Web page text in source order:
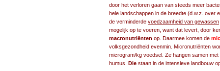
door het verloren gaan van steeds meer
hele landschappen in de breedte (d.w.z. over
de verminderde voedzaamheid van gewassen
mogelijk op te voeren, want dat levert, door
macronutriënten op. Daarmee komen de
volksgezondheid evenmin. Micronutriënten
microgram/kg voedsel. Ze hangen samen
humus. Die staan in de intensieve landbouw